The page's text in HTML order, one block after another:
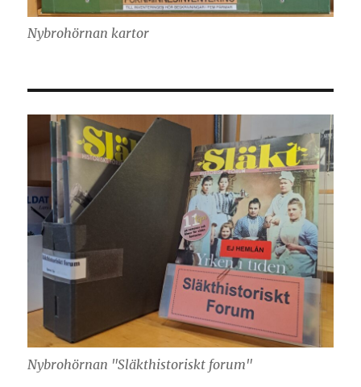
Nybrohörnan kartor
Nybrohörnan "Släkthistoriskt forum"